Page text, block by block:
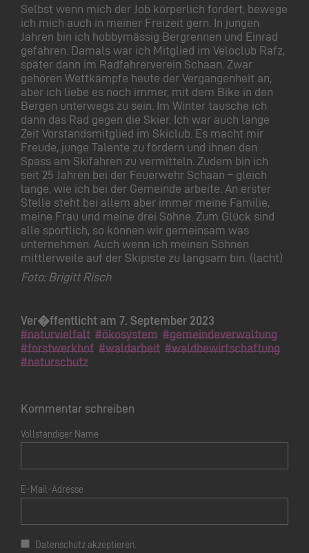
Selbst wenn mich der Job körperlich fordert, bewege
ich mich auch in meiner Freizeit gern. In jungen
Jahren bin ich hobbymässig Bergrennen und Einrad
gefahren. Damals war ich Mitglied im Veloclub Rafz,
später dann im Radfahrerverein Schaan. Zwar
gehören Wettkämpfe heute der Vergangenheit an,
aber ich liebe es noch immer, mit dem Bike in den
Bergen unterwegs zu sein. Im Winter tausche ich
dann das Rad gegen die Skier. Ich war auch lange
Zeit Vorstandsmitglied im Skiclub. Es macht mir
Freude, junge Talente zu fördern und ihnen den
Spass am Skifahren zu vermitteln. Zudem bin ich
seit 25 Jahren bei der Feuerwehr Schaan – gleich
lange, wie ich bei der Gemeinde arbeite. An erster
Stelle steht bei allem aber immer meine Familie,
meine Frau und meine drei Söhne. Zum Glück sind
alle sportlich, so können wir gemeinsam was
unternehmen. Auch wenn ich meinen Söhnen
mittlerweile auf der Skipiste zu langsam bin. (lacht)
Foto: Brigitt Risch
Ver�ffentlicht am 7. September 2023
#naturvielfalt #ökosystem #gemeindeverwaltung
#forstwerkhof #waldarbeit #waldbewirtschaftung
#naturschutz
Kommentar schreiben
Vollständiger Name
E-Mail-Adresse
Datenschutz akzeptieren.